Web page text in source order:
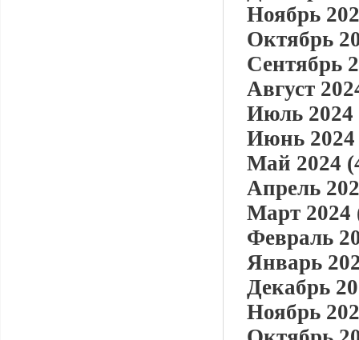
Ноябрь
Октябрь
Сентябрь
Август
Июль 2024
Июнь 2024
Май 2024
Апрель
Март 2024
Февраль
Январь
Декабрь
Ноябрь